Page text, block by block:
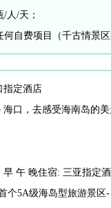
人/天；
自费项目（千古情景
定酒店
口，去感受海南岛的
午 晚住宿: 三亚指定
个5A级海岛型旅游景